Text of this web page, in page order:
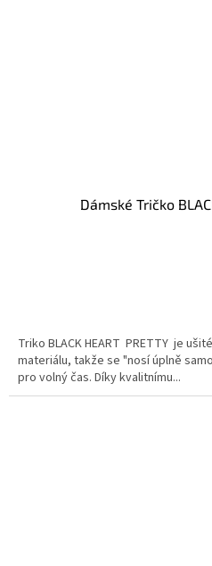
Dámské Tričko
Triko BLACK HEART PRETTY je
materiálu, takže se "nosí úplně
pro volný čas. Díky kvalitnímu...